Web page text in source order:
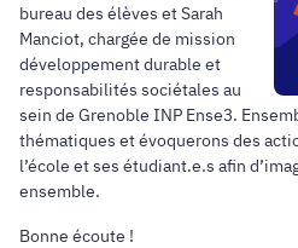
bureau des élèves et Sarah
Manciot, chargée de mission
développement durable et
responsabilités sociétales au
sein de Grenoble INP Ense3.
thématiques et évoquerons des
l’école et ses étudiant.e.s afin
ensemble.
Bonne écoute !